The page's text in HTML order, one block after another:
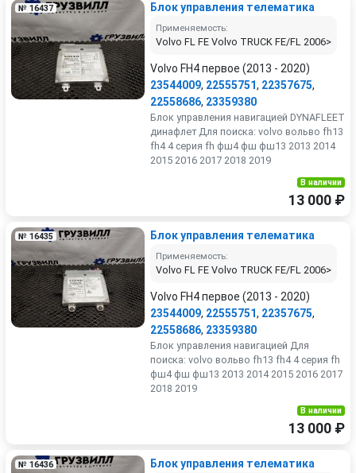
№ 16437 Блок управления телематика
Применяемость:
Volvo FL FE Volvo TRUCK FE/FL 2006>
Volvo FH4 первое (2013 - 2020)
23544009, 22555751, 22357675,
22558686, 23359380
Блок управления навигацией DYNAFLEET
динафлет Для поиска: volvo вольво fh13
fh4 4 серия fh фш4 фш фш13 2013 2014
2015 2016 2017 2018 2019
В наличии
13 000 ₽
№ 16435 Блок управления телематика
Применяемость:
Volvo FL FE Volvo TRUCK FE/FL 2006>
Volvo FH4 первое (2013 - 2020)
23544009, 22555751, 22357675,
22558686, 23359380
Блок управления навигацией Для
поиска: volvo вольво fh13 fh4 4 серия fh
фш4 фш фш13 2013 2014 2015 2016 2017
2018 2019
В наличии
13 000 ₽
№ 16436 Блок управления телематика